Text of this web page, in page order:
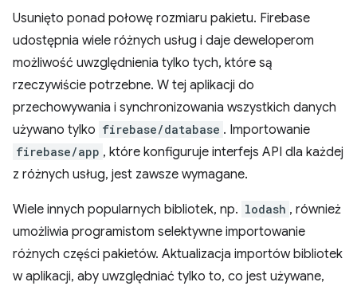
Usunięto ponad połowę rozmiaru pakietu. Firebase
udostępnia wiele różnych usług i daje deweloperom
możliwość uwzględnienia tylko tych, które są
rzeczywiście potrzebne. W tej aplikacji do
przechowywania i synchronizowania wszystkich danych
używano tylko firebase/database . Importowanie
firebase/app , które konfiguruje interfejs API dla każdej
z różnych usług, jest zawsze wymagane.
Wiele innych popularnych bibliotek, np. lodash , również
umożliwia programistom selektywne importowanie
różnych części pakietów. Aktualizacja importów bibliotek
w aplikacji, aby uwzględniać tylko to, co jest używane,